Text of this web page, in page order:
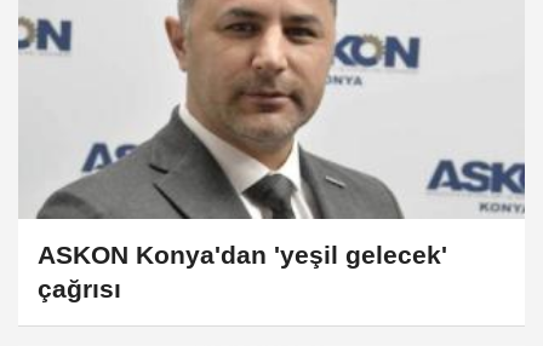
ASKON Konya'dan 'yeşil gelecek'
çağrısı